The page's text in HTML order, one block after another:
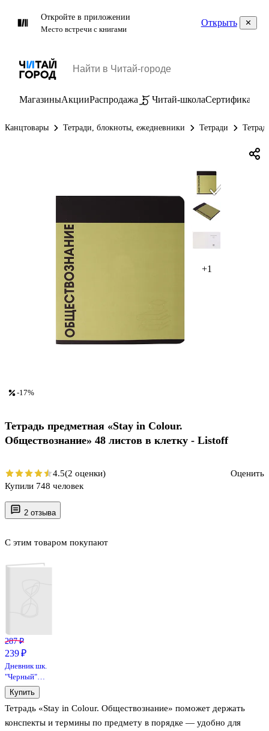
Откройте в приложении
Место встречи с книгами
Открыть
МагазиныАкцииРаспродажа Читай-школаСертификаты
Канцтовары Тетради, блокноты, ежедневники Тетради
+1
2 отзыва
Тетрадь «Stay in Colour. Обществознание» поможет держать
конспекты и термины по предмету в порядке — удобно для
С этим товаром покупают
287 ₽
239 ₽
Дневник шк.
"Черный"
7БЦ,
глянц.ламинация
Купить
-17%
Тетрадь предметная «Stay in Colour.
Обществознание» 48 листов в клетку - Listoff
4.5(2 оценки)
Оценить
Купили 748 человек